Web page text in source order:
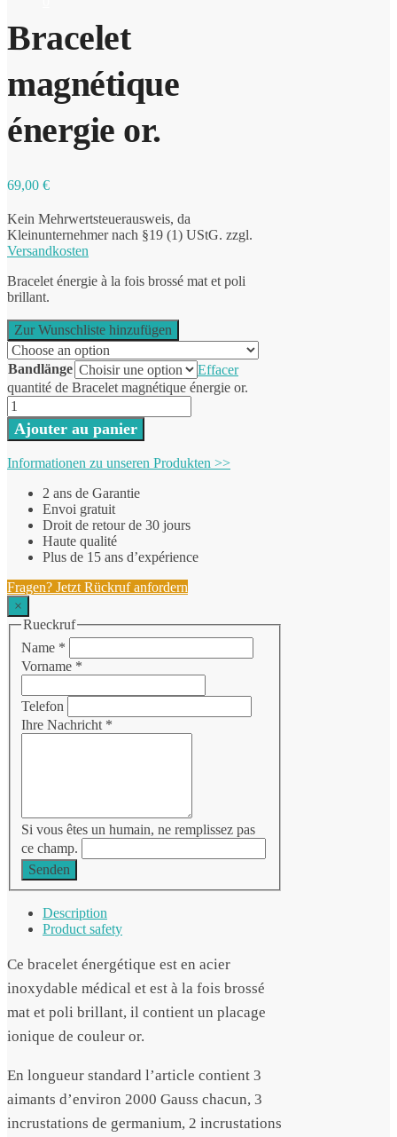
Bracelet
magnétique
énergie or.
69,00 €
Kein Mehrwertsteuerausweis, da
Kleinunternehmer nach §19 (1) UStG. zzgl.
Versandkosten
Bracelet énergie à la fois brossé mat et poli
brillant.
Zur Wunschliste hinzufügen
Bandlänge
Effacer
quantité de Bracelet magnétique énergie or.
Ajouter au panier
Informationen zu unseren Produkten >>
2 ans de Garantie
Envoi gratuit
Droit de retour de 30 jours
Haute qualité
Plus de 15 ans d’expérience
Fragen? Jetzt Rückruf anfordern
×
Rueckruf
Name *
Vorname *
Telefon
Ihre Nachricht *
Si vous êtes un humain, ne remplissez pas
ce champ.
Senden
Description
Product safety
Ce bracelet énergétique est en acier
inoxydable médical et est à la fois brossé
mat et poli brillant, il contient un placage
ionique de couleur or.
En longueur standard l’article contient 3
aimants d’environ 2000 Gauss chacun, 3
incrustations de germanium, 2 incrustations